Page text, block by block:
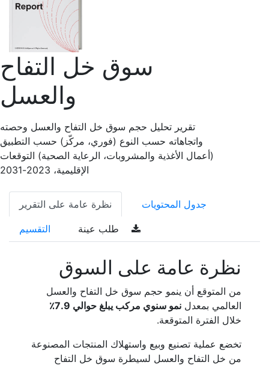
سوق خل التفاح
والعسل
تقرير تحليل حجم سوق خل التفاح والعسل وحصته
واتجاهاته حسب النوع (فوري، مركّز) حسب التطبيق
(أعمال الأغذية والمشروبات، الرعاية الصحية) التوقعات
الإقليمية، 2023-2031
نظرة عامة على التقرير جدول المحتويات
التقسيم
نظرة عامة على السوق
من المتوقع أن ينمو حجم سوق خل التفاح والعسل
العالمي بمعدل نمو سنوي مركب يبلغ حوالي 7.9٪
خلال الفترة المتوقعة.
تخضع عملية تصنيع وبيع واستهلاك المنتجات المصنوعة
من خل التفاح والعسل لسيطرة سوق خل التفاح